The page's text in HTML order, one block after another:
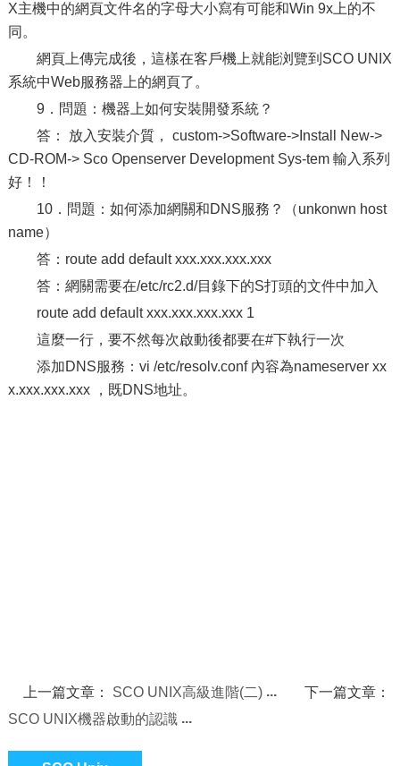
X主機中的網頁文件名的字母大小寫有可能和Win 9x上的不
同。
網頁上傳完成後，這樣在客戶機上就能浏覽到SCO UNIX
系統中Web服務器上的網頁了。
9．問題：機器上如何安裝開發系統？
答： 放入安裝介質， custom->Software->Install New->
CD-ROM-> Sco Openserver Development Sys-tem 輸入系列
好！！
10．問題：如何添加網關和DNS服務？（unkonwn host
name）
答：route add default xxx.xxx.xxx.xxx
答：網關需要在/etc/rc2.d/目錄下的S打頭的文件中加入
route add default xxx.xxx.xxx.xxx 1
這麼一行，要不然每次啟動後都要在#下執行一次
添加DNS服務：vi /etc/resolv.conf 內容為nameserver xx
x.xxx.xxx.xxx ，既DNS地址。
上一篇文章： SCO UNIX高級進階(二)
下一篇文章：
SCO UNIX機器啟動的認識